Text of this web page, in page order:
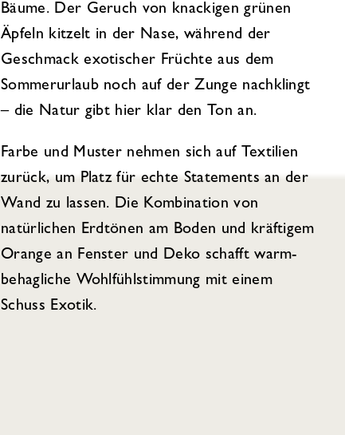
Bäume. Der Geruch von knackigen grünen
Äpfeln kitzelt in der Nase, während der
Geschmack exotischer Früchte aus dem
Sommerurlaub noch auf der Zunge nachklingt
– die Natur gibt hier klar den Ton an.
Farbe und Muster nehmen sich auf Textilien
zurück, um Platz für echte Statements an der
Wand zu lassen. Die Kombination von
natürlichen Erdtönen am Boden und kräftigem
Orange an Fenster und Deko schafft warm-
behagliche Wohlfühlstimmung mit einem
Schuss Exotik.